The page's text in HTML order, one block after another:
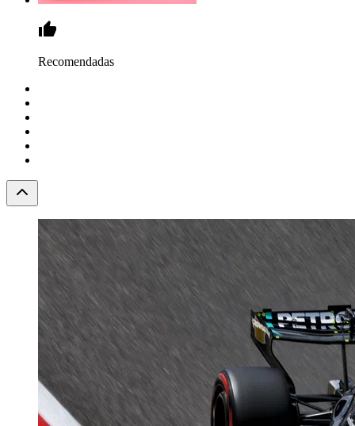
Recomendadas